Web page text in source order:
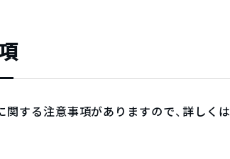
関する注意事項がありますので、詳しくは